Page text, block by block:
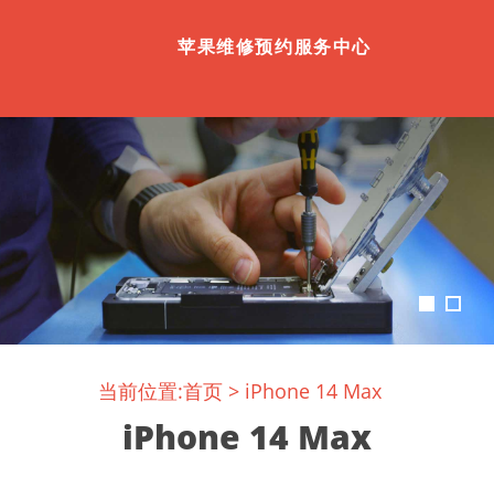
苹果维修预约服务中心
当前位置:首页 > iPhone 14 Max
iPhone 14 Max